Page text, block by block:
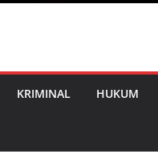
KRIMINAL HUKUM